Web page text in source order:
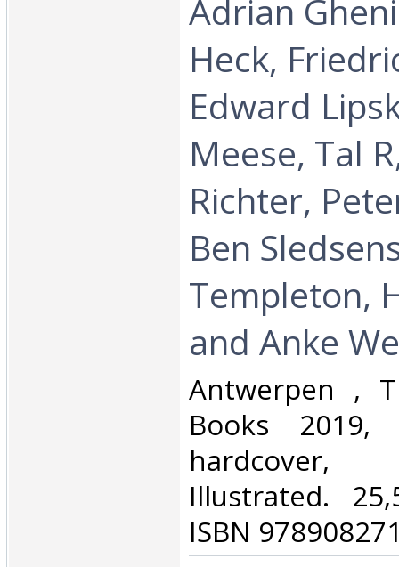
Adrian
Heck,
Edward
Meese, Tal
Richter,
Ben
Templeton,
and Anke
‎Antwerpen ,
Books 2019,
Illustrated.
ISBN